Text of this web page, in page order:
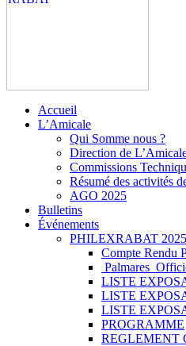
APNRAccueil
L’Amicale
Qui Somme nous ?
Direction de
Commissions
Résumé des activités
AGO 2025
Bulletins
Événements
PHILEXRABAT 2025
Compte Rendu
LISTE
LISTE
LISTE
PROGRAMME
REGLEMENT